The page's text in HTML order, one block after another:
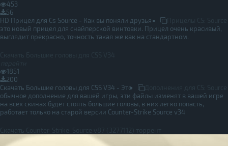
453
56
HD Прицел для Cs Source - Как вы поняли друзья
это новый прицел для снайперской винтовки. Прицел очень красивый,
выглядит прекрасно, точность такая же как на стандартном.
1851
200
Скачать Большие головы для CSS V34 - Это
обычное дополнение для вашей игры, эти файлы изменят в вашей игре
на всех скинах будет стоять большие головы, в них легко попасть,
работает только на старой версии Counter-Strike Source v34